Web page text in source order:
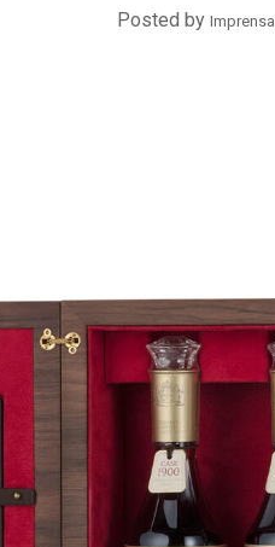
Posted byImprensa